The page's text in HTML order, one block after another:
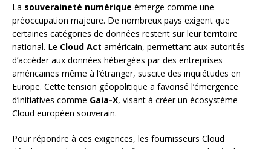
La souveraineté numérique émerge comme une
préoccupation majeure. De nombreux pays exigent que
certaines catégories de données restent sur leur territoire
national. Le Cloud Act américain, permettant aux autorités
d’accéder aux données hébergées par des entreprises
américaines même à l’étranger, suscite des inquiétudes en
Europe. Cette tension géopolitique a favorisé l’émergence
d’initiatives comme Gaia-X, visant à créer un écosystème
Cloud européen souverain.
Pour répondre à ces exigences, les fournisseurs Cloud